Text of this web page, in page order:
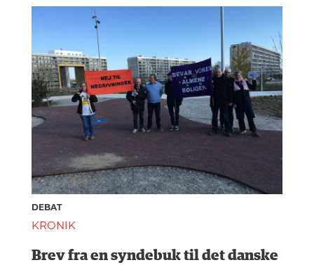
DEBAT
KRONIK
Brev fra en syndebuk til det danske